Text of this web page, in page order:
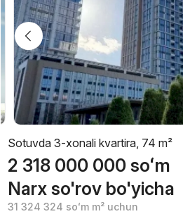
Sotuvda 3-xonali kvartira, 74 m²
2 318 000 000 soʻm
Narx so'rov bo'yicha
31 324 324 soʻmm² uchun